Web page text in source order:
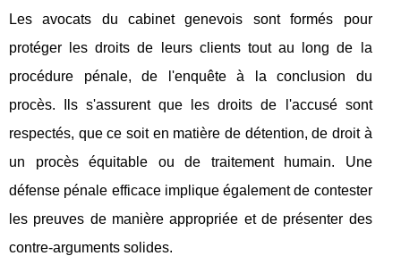
Les avocats du cabinet genevois sont formés pour
protéger les droits de leurs clients tout au long de la
procédure pénale, de l'enquête à la conclusion du
procès. Ils s'assurent que les droits de l'accusé sont
respectés, que ce soit en matière de détention, de droit à
un procès équitable ou de traitement humain. Une
défense pénale efficace implique également de contester
les preuves de manière appropriée et de présenter des
contre-arguments solides.